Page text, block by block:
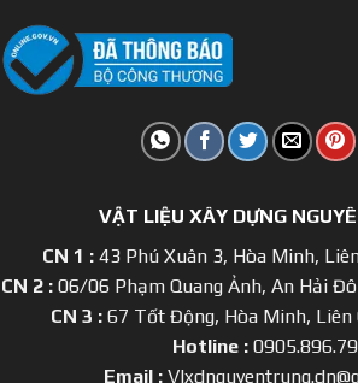
VẬT LIỆU XÂY DỰNG
CN 1 :43 Phú Xuân 3, Hòa Minh,
CN 2 :06/06 Phạm Quang Ảnh, An Hải
CN 3 :67 Tốt Động, Hòa Minh, Liên
Hotline :
Email :